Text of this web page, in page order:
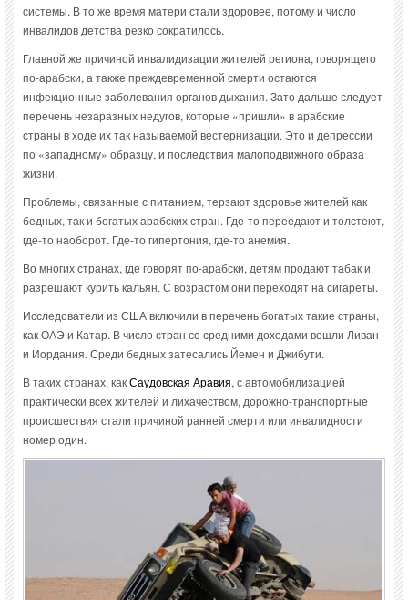
системы. В то же время матери стали здоровее, потому и число
инвалидов детства резко сократилось.
Главной же причиной инвалидизации жителей региона, говорящего
по-арабски, а также преждевременной смерти остаются
инфекционные заболевания органов дыхания. Зато дальше следует
перечень незаразных недугов, которые «пришли» в арабские
страны в ходе их так называемой вестернизации. Это и депрессии
по «западному» образцу, и последствия малоподвижного образа
жизни.
Проблемы, связанные с питанием, терзают здоровье жителей как
бедных, так и богатых арабских стран. Где-то переедают и толстеют,
где-то наоборот. Где-то гипертония, где-то анемия.
Во многих странах, где говорят по-арабски, детям продают табак и
разрешают курить кальян. С возрастом они переходят на сигареты.
Исследователи из США включили в перечень богатых такие страны,
как ОАЭ и Катар. В число стран со средними доходами вошли Ливан
и Иордания. Среди бедных затесались Йемен и Джибути.
В таких странах, какСаудовская Аравия, с автомобилизацией
практически всех жителей и лихачеством, дорожно-транспортные
происшествия стали причиной ранней смерти или инвалидности
номер один.